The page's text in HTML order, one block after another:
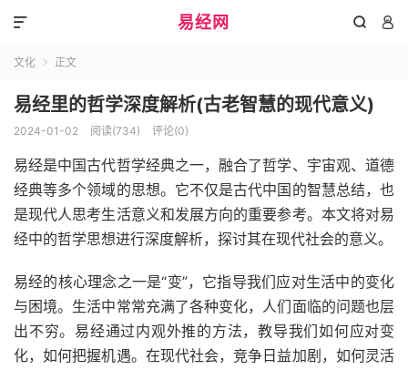
易经网  

文化  正文
易经里的哲学深度解析(古老智慧的现代意义)
2024-01-02 阅读(734) 评论(0)
易经是中国古代哲学经典之一，融合了哲学、宇宙观、道德
经典等多个领域的思想。它不仅是古代中国的智慧总结，也
是现代人思考生活意义和发展方向的重要参考。本文将对易
经中的哲学思想进行深度解析，探讨其在现代社会的意义。
易经的核心理念之一是“变”，它指导我们应对生活中的变化
与困境。生活中常常充满了各种变化，人们面临的问题也层
出不穷。易经通过内观外推的方法，教导我们如何应对变
化，如何把握机遇。在现代社会，竞争日益加剧，如何灵活